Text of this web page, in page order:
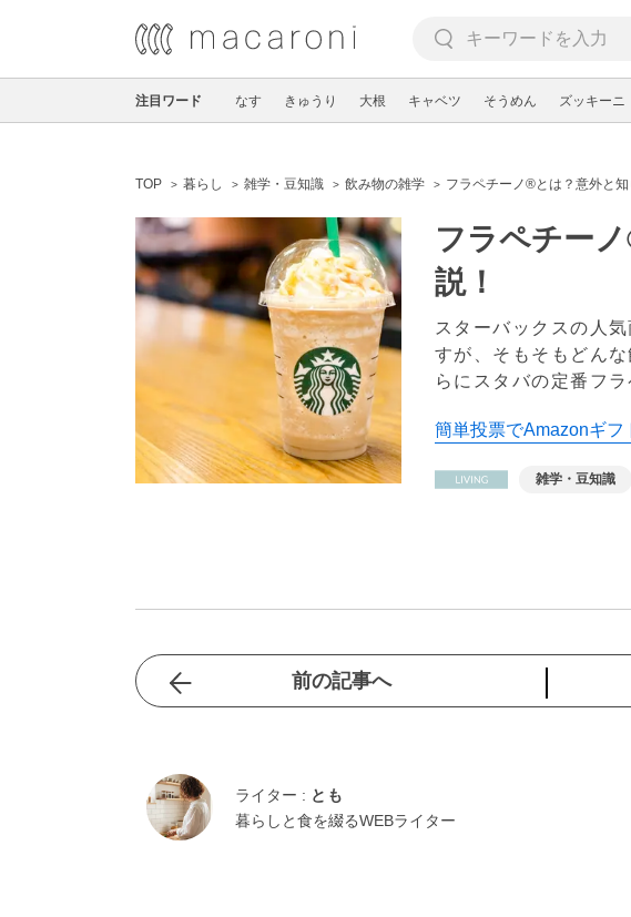
注目ワード なす きゅうり 大根 キャベツ そうめん ズッキーニ
TOP 暮らし 雑学・豆知識 飲み物の雑学 フラペチーノ®とは？意外と
フラペチー
説！
スターバックスの人
すが、そもそもどん
らにスタバの定番フ
簡単投票でAmazonギフ
雑学・豆知識
前の記事へ
ライター : とも
暮らしと食を綴るWEBライター